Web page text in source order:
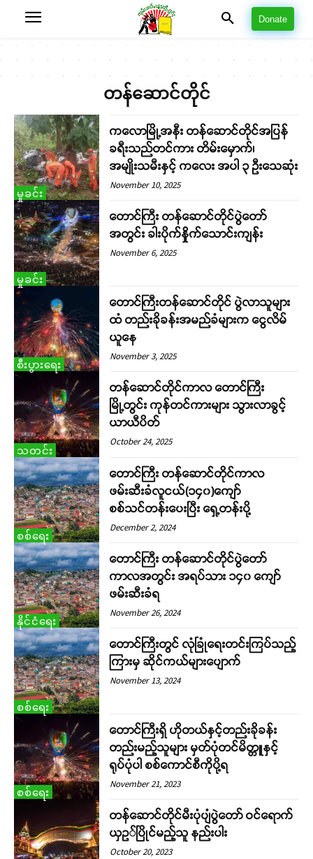
Donate
တန်ဆောင်တိုင်
မှုခင်း
ကလောမြို့အနီး တန်ဆောင်တိုင်အပြန်
ခရီးသည်တင်ကား တိမ်းမှောက်၊
အမျိုးသမီးနှင့် ကလေး အပါ ၃ ဦးသေဆုံး
November 10, 2025
မှုခင်း
တောင်ကြီး တန်ဆောင်တိုင်ပွဲတော်
အတွင်း ခါးပိုက်နှိုက်သောင်းကျန်း
November 6, 2025
စီးပွားရေး
တောင်ကြီးတန်ဆောင်တိုင် ပွဲလာသူများ
ထံ တည်းခိုခန်းအမည်ခံများက ငွေလိမ်
ယူနေ
November 3, 2025
သတင်း
တန်ဆောင်တိုင်ကာလ တောင်ကြီး
မြို့တွင်း ကုန်တင်ကားများ သွားလာခွင့်
ယာယီပိတ်
October 24, 2025
စစ်ရေး
တောင်ကြီး တန်ဆောင်တိုင်ကာလ
ဖမ်းဆီးခံလူငယ်(၁၄၀)ကျော်
စစ်သင်တန်းပေးပြီး ရှေ့တန်းပို့
December 2, 2024
နိုင်ငံရေး
တောင်ကြီး တန်ဆောင်တိုင်ပွဲတော်
ကာလအတွင်း အရပ်သား ၁၄၀ ကျော်
ဖမ်းဆီးခံရ
November 26, 2024
စစ်ရေး
တောင်ကြီးတွင် လုံခြုံရေးတင်းကြပ်သည့်
ကြားမှ ဆိုင်ကယ်များပျောက်
November 13, 2024
စစ်ရေး
တောင်ကြီးရှိ ဟိုတယ်နှင့်တည်းခိုခန်း
တည်းမည့်သူများ မှတ်ပုံတင်မိတ္တူနှင့်
ရုပ်ပုံပါ စစ်ကောင်စီကိုပို့ရ
November 21, 2023
တန်ဆောင်တိုင်မီးပုံပျံပွဲတော် ဝင်ရောက်
ယှဥ်ပြိုင်မည့်သူ နည်းပါး
October 20, 2023